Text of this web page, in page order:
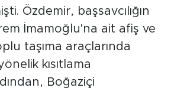
Özdemir, başsavcılığın
İmamoğlu'na ait afiş ve
taşıma araçlarında
kısıtlama
Boğaziçi